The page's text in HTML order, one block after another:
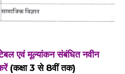
टेबल एवं मूल्यांकन संबंधित नवीन
(कक्षा 3 से 8वीं तक)